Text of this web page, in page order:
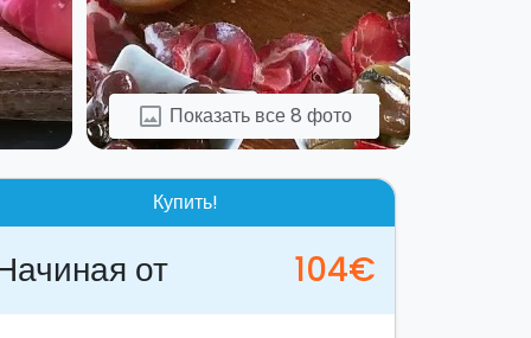
image Показать все 8 фото
Купить!
от 104€